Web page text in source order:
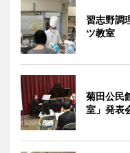
習志野調
ツ教室
菊田公民
室」発表